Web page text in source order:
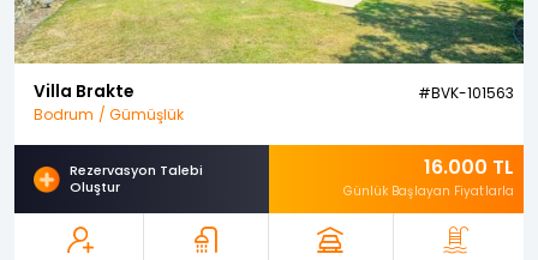
Villa Brakte
#BVK-101563
Bodrum / Gümüşlük
Rezervasyon Talebi
Oluştur
16.000 TL
Günlük Başlayan Fiyatlarla